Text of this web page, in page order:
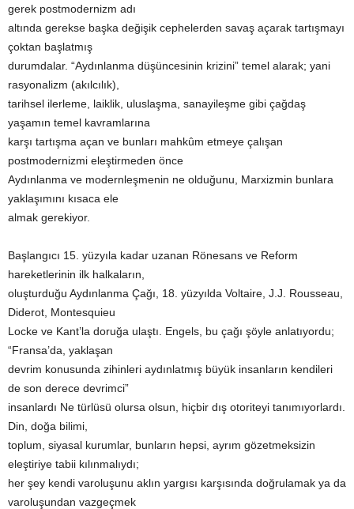
gerek postmodernizm adı
altında gerekse başka değişik cephelerden savaş açarak tartışmayı
çoktan başlatmış
durumdalar. “Aydınlanma düşüncesinin krizini” temel alarak; yani
rasyonalizm (akılcılık),
tarihsel ilerleme, laiklik, uluslaşma, sanayileşme gibi çağdaş
yaşamın temel kavramlarına
karşı tartışma açan ve bunları mahkûm etmeye çalışan
postmodernizmi eleştirmeden önce
Aydınlanma ve modernleşmenin ne olduğunu, Marxizmin bunlara
yaklaşımını kısaca ele
almak gerekiyor.
Başlangıcı 15. yüzyıla kadar uzanan Rönesans ve Reform
hareketlerinin ilk halkaların,
oluşturduğu Aydınlanma Çağı, 18. yüzyılda Voltaire, J.J. Rousseau,
Diderot, Montesquieu
Locke ve Kant’la doruğa ulaştı. Engels, bu çağı şöyle anlatıyordu;
“Fransa’da, yaklaşan
devrim konusunda zihinleri aydınlatmış büyük insanların kendileri
de son derece devrimci”
insanlardı Ne türlüsü olursa olsun, hiçbir dış otoriteyi tanımıyorlardı.
Din, doğa bilimi,
toplum, siyasal kurumlar, bunların hepsi, ayrım gözetmeksizin
eleştiriye tabii kılınmalıydı;
her şey kendi varoluşunu aklın yargısı karşısında doğrulamak ya da
varoluşundan vazgeçmek